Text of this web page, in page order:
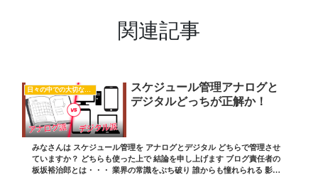
関連記事
日々の中での大切な気付き
スケジュール管理アナログと
デジタルどっちが正解か！
みなさんは スケジュール管理を アナログとデジタル どちらで管理させ
ていますか？ どちらも使った上で 結論を申し上げます ブログ責任者の
板坂裕治郎とは・・・ 業界の常識をぶち破り 誰からも憧れられる 影響